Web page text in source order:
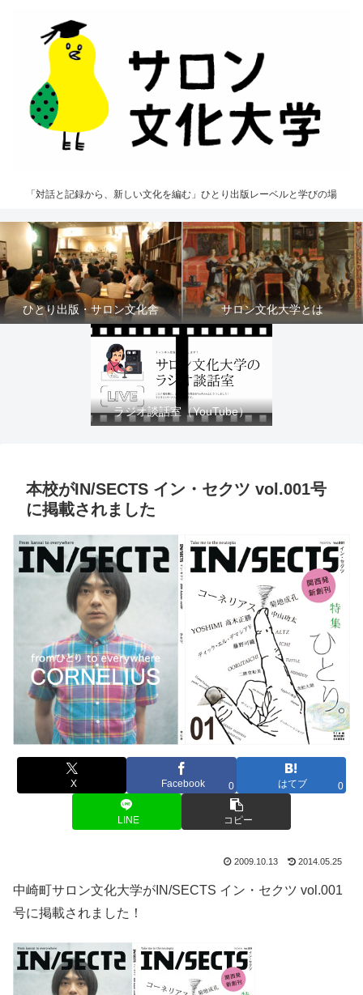
「対話と記録から、新しい文化を編む」ひとり出版レーベルと学びの場
ひとり出版・サロン文化舎 サロン文化大学とは
ラジオ談話室（YouTube）
本校がIN/SECTS イン・セクツ vol.001号
に掲載されました
X Facebook 0 はてブ 0
LINE コピー
2009.10.13 2014.05.25
中崎町サロン文化大学がIN/SECTS イン・セクツ vol.001
号に掲載されました！